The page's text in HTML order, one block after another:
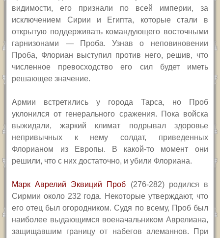
видимости, его признали по всей империи, за
исключением Сирии и Египта, которые стали в
открытую поддерживать командующего восточными
гарнизонами — Проба. Узнав о неповиновении
Проба, Флориан выступил против него, решив, что
численное превосходство его сил будет иметь
решающее значение.
Армии встретились у города Тарса, но Проб
уклонился от генерального сражения. Пока войска
выжидали, жаркий климат подрывал здоровье
непривычных к нему солдат, приведенных
Флорианом из Европы. В какой-то момент они
решили, что с них достаточно, и убили Флориана.
Марк Аврелий Эквиций Проб (276-282) родился в
Сирмии около 232 года. Некоторые утверждают, что
его отец был огородником. Судя по всему, Проб был
наиболее выдающимся военачальником Аврелиана,
защищавшим границу от набегов алеманнов. При